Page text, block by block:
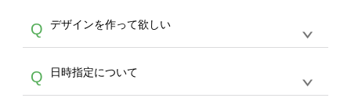
作する数量が多ければ多いほど、オンデマンド
サービスよりも低価格で製作することが可能で
す。
写真などもアップロード可能です。使用できな
い画像はエラーになります。（※ Illustratorか
らの直接入稿には対応していません。AIで保存
し、デザインツールからアップロードして下さ
い）
A
文のみ受け付けております。30個以上のご製
作をお考えの方は、サポートが担当するエコバ
スをご利用頂ければ、電話やFAX、メールなど
でご注文が可能です。
Q デザインを作って欲しい
A
を作って欲しい。などの場合は、製作数量が
30個以上であれば、サポート担当が、デザイ
Q 日時指定について